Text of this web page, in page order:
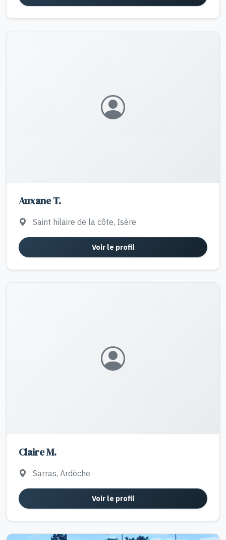
Auxane T.
Saint hilaire de la côte, Isère
Voir le profil
Claire M.
Sarras, Ardèche
Voir le profil